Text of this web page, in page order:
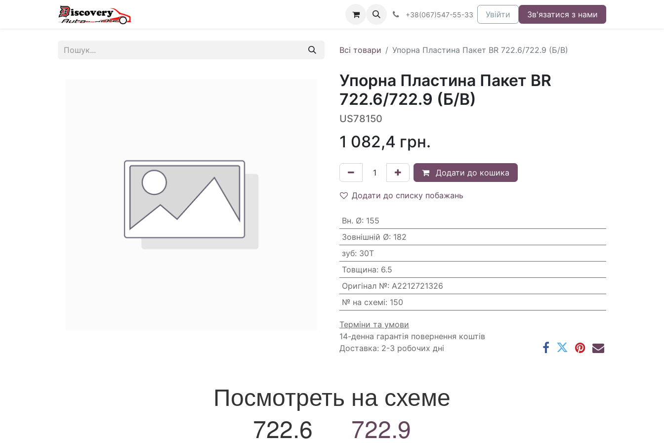
+38(067)547-55-33 Увійти Зв'язатися з нами
Всі товари Упорна Пластина Пакет BR 722.6/722.9 (Б/B)
Упорна Пластина Пакет BR
722.6/722.9 (Б/B)
US78150
1 082,4 грн.
Додати до кошика
Додати до списку побажань
Вн. Ø: 155
Зовнішній Ø: 182
зуб: 30T
Товщина: 6.5
Оригінал №: A2212721326
№ на схемі: 150
Терміни та умови
14-денна гарантія повернення коштів
Доставка: 2-3 робочих дні
Посмотреть на схеме
722.6 722.9